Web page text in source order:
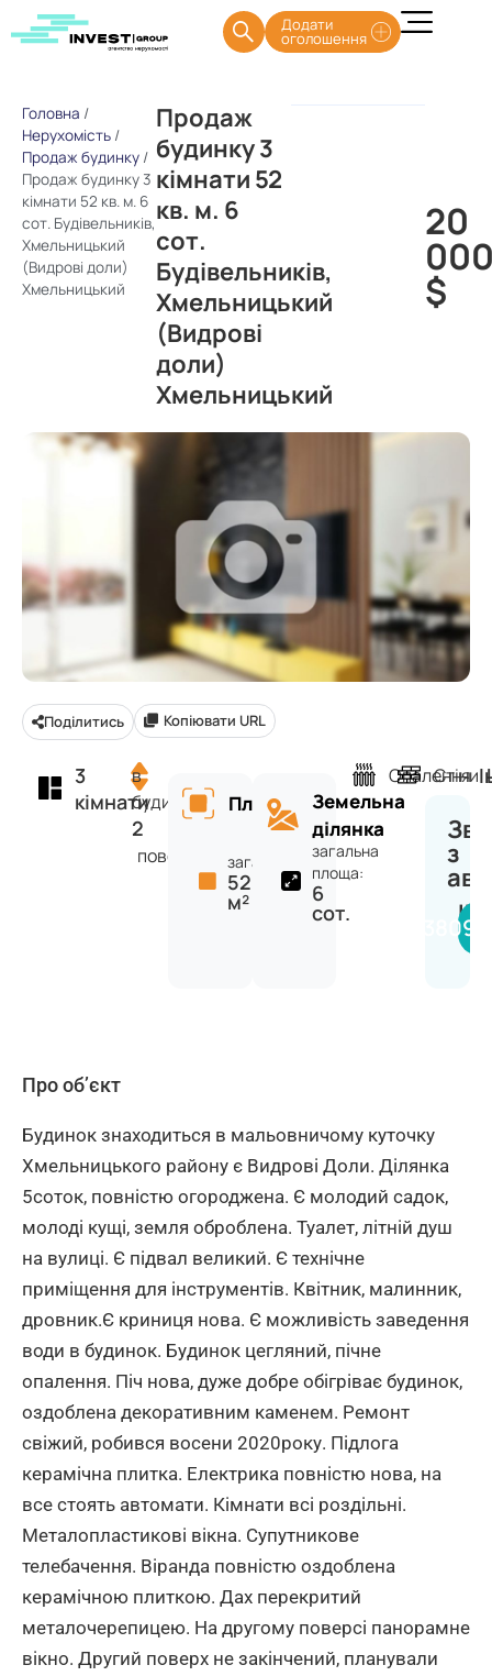
Додати
оголошення
Головна /
Нерухомість /
Продаж будинку /
Продаж будинку 3
кімнати 52 кв. м. 6
сот. Будівельників,
Хмельницький
(Видрові доли)
Хмельницький
Продаж
будинку 3
кімнати 52
кв. м. 6
сот.
Будівельників,
Хмельницький
(Видрові
доли)
Хмельницький
20
$
Поділитись Копіювати URL
3
кімнати
в
будинку
2
поверхів
Площа
загальна:
52
м²
Земельна
ділянка
загальна
площа:
6
сот.
Опалення
Стіни
з
Про об’єкт
Будинок знаходиться в мальовничому куточку
Хмельницького району є Видрові Доли. Ділянка
5соток, повністю огороджена. Є молодий садок,
молоді кущі, земля оброблена. Туалет, літній душ
на вулиці. Є підвал великий. Є технічне
приміщення для інструментів. Квітник, малинник,
дровник.Є криниця нова. Є можливість заведення
води в будинок. Будинок цегляний, пічне
опалення. Піч нова, дуже добре обігріває будинок,
оздоблена декоративним каменем. Ремонт
свіжий, робився восени 2020року. Підлога
керамічна плитка. Електрика повністю нова, на
все стоять автомати. Кімнати всі роздільні.
Металопластикові вікна. Супутникове
телебачення. Віранда повністю оздоблена
керамічною плиткою. Дах перекритий
металочерепицею. На другому поверсі панорамне
вікно. Другий поверх не закінчений, планували